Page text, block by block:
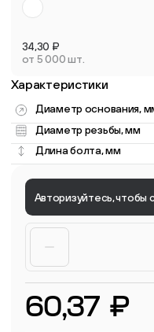
34,30 ₽
от 5 000 шт.
Характеристики
Диаметр основания,
Диаметр резьбы, мм
Длина болта, мм
Авторизуйтесь, чтобы
60,37 ₽